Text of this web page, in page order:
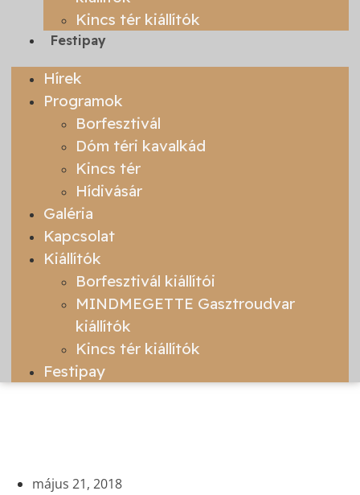
Kincs tér kiállítók
Festipay
Hírek
Programok
Borfesztivál
Dóm téri kavalkád
Kincs tér
Hídivásár
Galéria
Kapcsolat
Kiállítók
Borfesztivál kiállítói
MINDMEGETTE Gasztroudvar
kiállítók
Kincs tér kiállítók
Festipay
május 21, 2018